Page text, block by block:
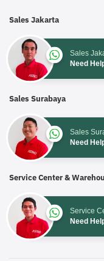
Sales Jakarta
Sales
Need
Sales Surabaya
Sales
Need
Service Center &
Service
Need